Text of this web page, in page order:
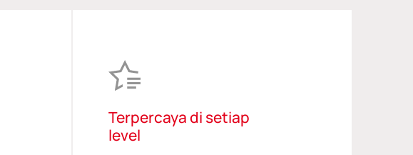
Terpercaya di setiap
level